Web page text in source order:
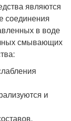
являются
соединения
в воде
смывающих
и